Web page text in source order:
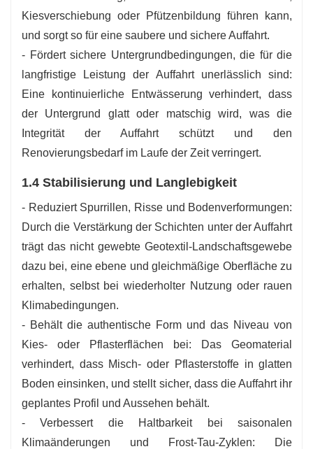
Kiesverschiebung oder Pfützenbildung führen kann,
und sorgt so für eine saubere und sichere Auffahrt.
- Fördert sichere Untergrundbedingungen, die für die
langfristige Leistung der Auffahrt unerlässlich sind:
Eine kontinuierliche Entwässerung verhindert, dass
der Untergrund glatt oder matschig wird, was die
Integrität der Auffahrt schützt und den
Renovierungsbedarf im Laufe der Zeit verringert.
1.4 Stabilisierung und Langlebigkeit
- Reduziert Spurrillen, Risse und Bodenverformungen:
Durch die Verstärkung der Schichten unter der Auffahrt
trägt das nicht gewebte Geotextil-Landschaftsgewebe
dazu bei, eine ebene und gleichmäßige Oberfläche zu
erhalten, selbst bei wiederholter Nutzung oder rauen
Klimabedingungen.
- Behält die authentische Form und das Niveau von
Kies- oder Pflasterflächen bei: Das Geomaterial
verhindert, dass Misch- oder Pflasterstoffe in glatten
Boden einsinken, und stellt sicher, dass die Auffahrt ihr
geplantes Profil und Aussehen behält.
- Verbessert die Haltbarkeit bei saisonalen
Klimaänderungen und Frost-Tau-Zyklen: Die